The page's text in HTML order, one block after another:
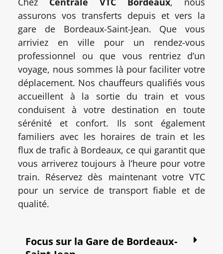
assurons vos transferts depuis et vers la
gare de Bordeaux-Saint-Jean. Que vous
arriviez en ville pour un rendez-vous
professionnel ou que vous rentriez d’un
voyage, nous sommes là pour faciliter votre
déplacement. Nos chauffeurs qualifiés vous
accueillent à la sortie du train et vous
conduisent à votre destination en toute
sérénité et confort. Ils sont également
familiers avec les horaires de train et les
flux de trafic à Bordeaux, ce qui garantit que
vous arriverez toujours à l’heure pour votre
train. Réservez dès maintenant votre VTC
pour un service de transport fiable et de
qualité.
Focus sur la Gare de Bordeaux-